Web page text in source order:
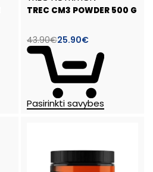
TREC CM3 POWDER 500 G
43.90€25.90€
Pasirinkti savybes